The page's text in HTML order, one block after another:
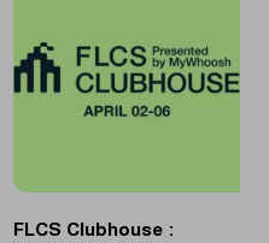
FLCS Clubhouse :